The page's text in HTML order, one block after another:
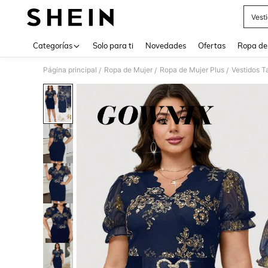
Categorías Solo para ti Novedades Ofertas Ropa
Página principal / Ropa de Mujer / Ropa de Mujer Plus / Vestidos